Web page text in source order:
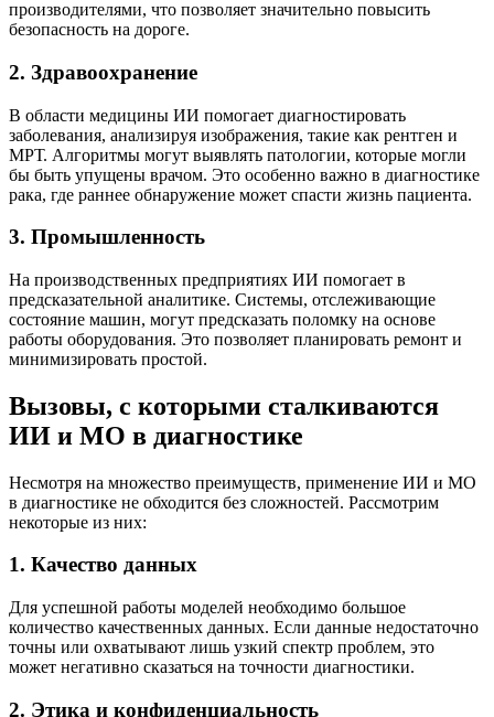
производителями, что позволяет значительно повысить
безопасность на дороге.
2. Здравоохранение
В области медицины ИИ помогает диагностировать
заболевания, анализируя изображения, такие как рентген и
МРТ. Алгоритмы могут выявлять патологии, которые могли
бы быть упущены врачом. Это особенно важно в диагностике
рака, где раннее обнаружение может спасти жизнь пациента.
3. Промышленность
На производственных предприятиях ИИ помогает в
предсказательной аналитике. Системы, отслеживающие
состояние машин, могут предсказать поломку на основе
работы оборудования. Это позволяет планировать ремонт и
минимизировать простой.
Вызовы, с которыми сталкиваются
ИИ и МО в диагностике
Несмотря на множество преимуществ, применение ИИ и МО
в диагностике не обходится без сложностей. Рассмотрим
некоторые из них:
1. Качество данных
Для успешной работы моделей необходимо большое
количество качественных данных. Если данные недостаточно
точны или охватывают лишь узкий спектр проблем, это
может негативно сказаться на точности диагностики.
2. Этика и конфиденциальность